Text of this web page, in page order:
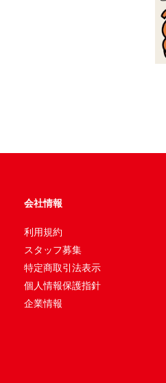
会社情報
利用規約
スタッフ募集
特定商取引法表示
個人情報保護指針
企業情報